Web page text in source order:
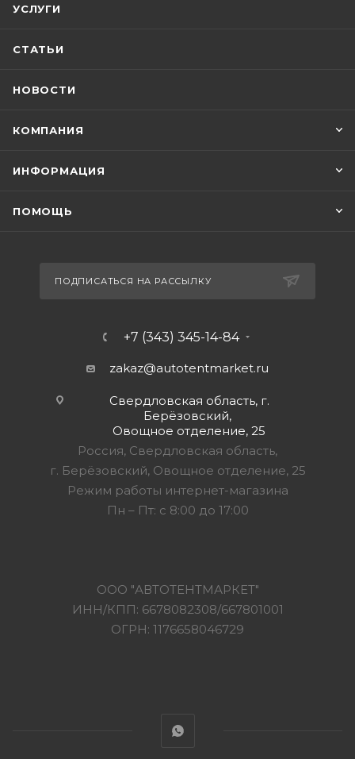
УСЛУГИ
СТАТЬИ
НОВОСТИ
КОМПАНИЯ
ИНФОРМАЦИЯ
ПОМОЩЬ
ПОДПИСАТЬСЯ НА РАССЫЛКУ
+7 (343) 345-14-84
zakaz@autotentmarket.ru
Свердловская область, г.
Берёзовский,
Овощное отделение, 25
Россия, Свердловская область,
г. Берёзовский, Овощное отделение, 25
Режим работы интернет-магазина
Пн – Пт: с 8:00 до 17:00
ООО "АВТОТЕНТМАРКЕТ"
ИНН/КПП: 6678082308/667801001
ОГРН: 1176658046729